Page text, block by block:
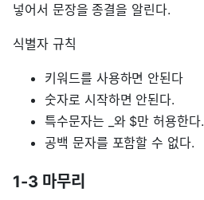
넣어서 문장을 종결을 알린다.
식별자 규칙
키워드를 사용하면 안된다
숫자로 시작하면 안된다.
특수문자는 _와 $만 허용한다.
공백 문자를 포함할 수 없다.
1-3 마무리